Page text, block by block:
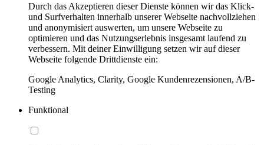
Durch das Akzeptieren dieser Dienste können wir das Klick-
und Surfverhalten innerhalb unserer Webseite nachvollziehen
und anonymisiert auswerten, um unsere Webseite zu
optimieren und das Nutzungserlebnis insgesamt laufend zu
verbessern. Mit deiner Einwilligung setzen wir auf dieser
Webseite folgende Drittdienste ein:
Google Analytics, Clarity, Google Kundenrezensionen, A/B-
Testing
Funktional